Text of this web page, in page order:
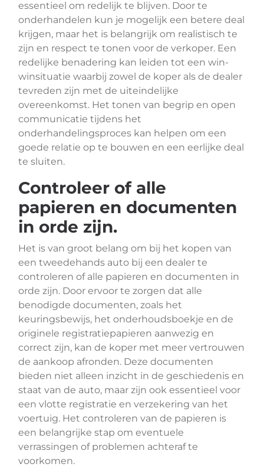
essentieel om redelijk te blijven. Door te
onderhandelen kun je mogelijk een betere deal
krijgen, maar het is belangrijk om realistisch te
zijn en respect te tonen voor de verkoper. Een
redelijke benadering kan leiden tot een win-
winsituatie waarbij zowel de koper als de dealer
tevreden zijn met de uiteindelijke
overeenkomst. Het tonen van begrip en open
communicatie tijdens het
onderhandelingsproces kan helpen om een
goede relatie op te bouwen en een eerlijke deal
te sluiten.
Controleer of alle
papieren en documenten
in orde zijn.
Het is van groot belang om bij het kopen van
een tweedehands auto bij een dealer te
controleren of alle papieren en documenten in
orde zijn. Door ervoor te zorgen dat alle
benodigde documenten, zoals het
keuringsbewijs, het onderhoudsboekje en de
originele registratiepapieren aanwezig en
correct zijn, kan de koper met meer vertrouwen
de aankoop afronden. Deze documenten
bieden niet alleen inzicht in de geschiedenis en
staat van de auto, maar zijn ook essentieel voor
een vlotte registratie en verzekering van het
voertuig. Het controleren van de papieren is
een belangrijke stap om eventuele
verrassingen of problemen achteraf te
voorkomen.